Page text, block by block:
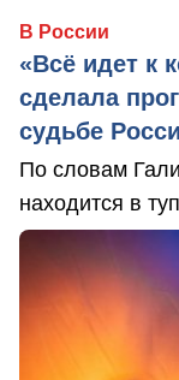
В России
«Всё идет к
сделала
судьбе
По словам
находится в